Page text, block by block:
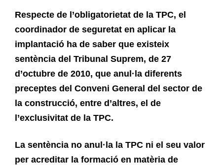
Respecte de l’obligatorietat de la TPC, el
coordinador de seguretat en aplicar la
implantació ha de saber que existeix
sentència del Tribunal Suprem, de 27
d’octubre de 2010, que anul·la diferents
preceptes del Conveni General del sector de
la construcció, entre d’altres, el de
l’exclusivitat de la TPC.
La sentència no anul·la la TPC ni el seu valor
per acreditar la formació en matèria de